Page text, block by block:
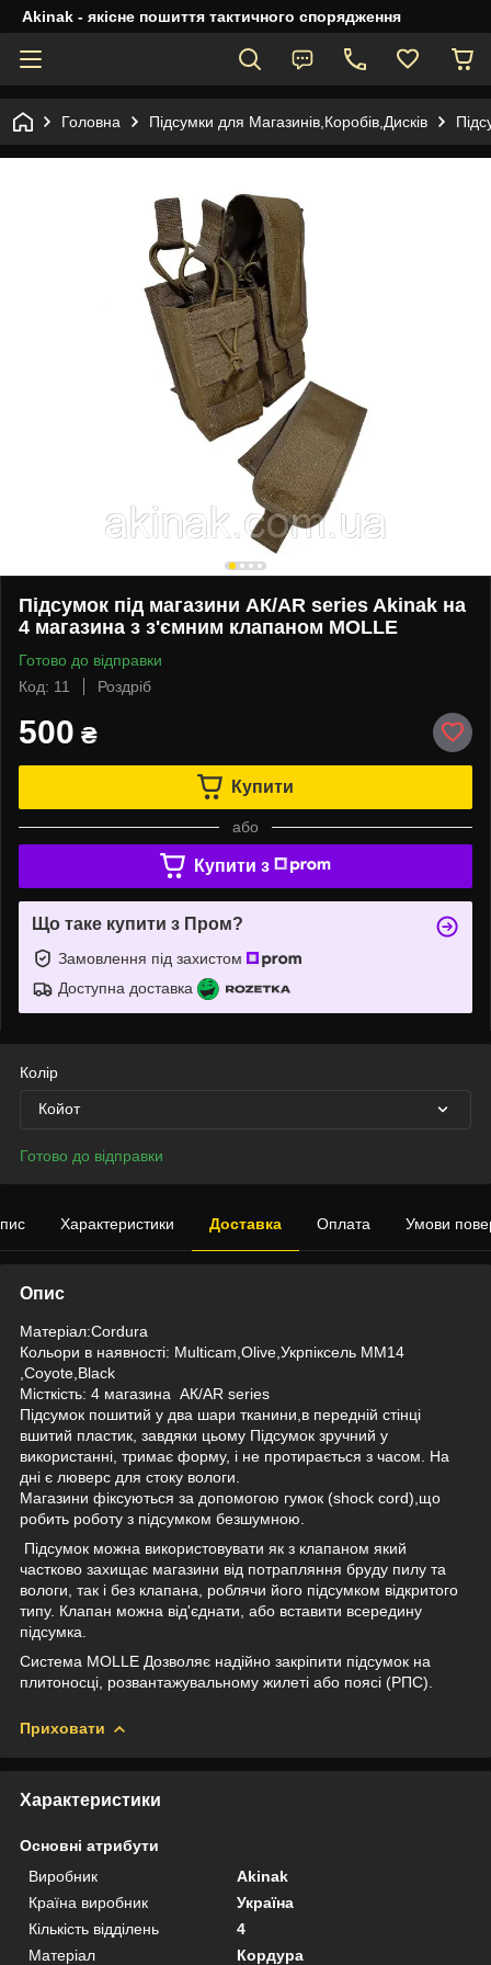
Akinak - якісне пошиття тактичного спорядження
Головна Підсумки для Магазинів,Коробів,Дисків
Підсумок під магазини АК/AR series Akinak на
4 магазина з з'ємним клапаном MOLLE
Готово до відправки
Код: 11
Роздріб
500 ₴
Купити
або
Купити з
Що таке купити з Пром?
Замовлення під захистом
Доступна доставка
Колір
Койот
Готово до відправки
Характеристики Доставка Оплата Умови
Опис
Матеріал:Cordura
Кольори в наявності: Multicam,Olive,Укрпіксель ММ14
,Coyote,Black
Місткість: 4 магазина АК/AR series
Підсумок пошитий у два шари тканини,в передній стінці
вшитий пластик, завдяки цьому Підсумок зручний у
використанні, тримає форму, і не протирається з часом. На
дні є люверс для стоку вологи.
Магазини фіксуються за допомогою гумок (shock cord),що
робить роботу з підсумком безшумною.
Підсумок можна використовувати як з клапаном який
частково захищає магазини від потрапляння бруду пилу та
вологи, так і без клапана, роблячи його підсумком відкритого
типу. Клапан можна від'єднати, або вставити всередину
підсумка.
Система MOLLE Дозволяє надійно закріпити підсумок на
плитоносці, розвантажувальному жилеті або поясі (РПС).
Приховати
Характеристики
Основні атрибути
Виробник
Akinak
Країна виробник
Україна
Кількість відділень
4
Матеріал
Кордура